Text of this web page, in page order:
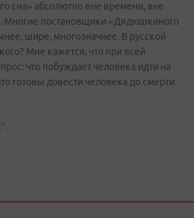
сна» абсолютно вне времени, вне
Многие постановщики «Дядюшкиного
шире, многозначнее. В русской
Мне кажется, что при всей
что побуждает человека идти на
готовы довести человека до смерти